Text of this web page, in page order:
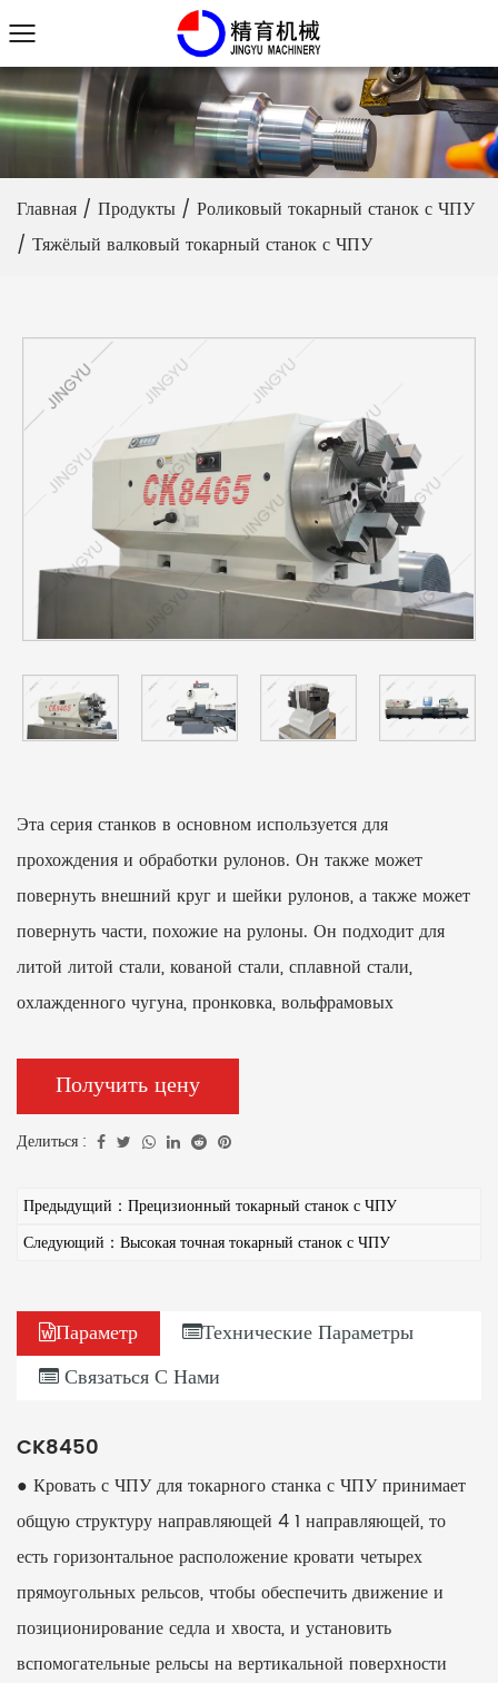
Главная / Продукты / Роликовый токарный станок с ЧПУ
/ Тяжёлый валковый токарный станок с ЧПУ
Эта серия станков в основном используется для
прохождения и обработки рулонов. Он также может
повернуть внешний круг и шейки рулонов, а также может
повернуть части, похожие на рулоны. Он подходит для
литой литой стали, кованой стали, сплавной стали,
охлажденного чугуна, пронковка, вольфрамовых
использования поворотных машин вместо измельчения,
снижения затрат и повышения эффективности.
Получить цену
Делиться :
Предыдущий：Прецизионный токарный станок с ЧПУ
Следующий：Высокая точная токарный станок с ЧПУ
Параметр
Технические Параметры
Связаться С Нами
CK8450
● Кровать с ЧПУ для токарного станка с ЧПУ принимает
общую структуру направляющей 4 1 направляющей, то
есть горизонтальное расположение кровати четырех
прямоугольных рельсов, чтобы обеспечить движение и
позиционирование седла и хвоста, и установить
вспомогательные рельсы на вертикальной поверхности